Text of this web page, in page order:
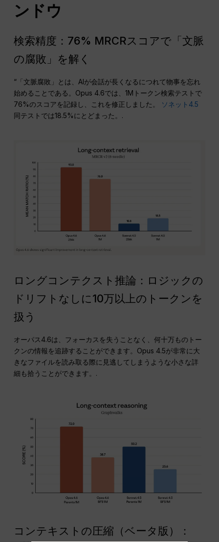
ンドウ
検索精度：76% MRCRスコアで「文脈
の腐敗」を解く
“「文脈腐敗」とは、AIが会話が長くなるにつれて物事を忘れ
始めることである。Opus 4.6では、1Mトークン検索テストで
76%のスコアを記録し、これを修正しました。 ソネット4.5
同テストでは18.5%にとどまった。.
ロングコンテクスト推論：ロジックの
ドリフトなしに10万以上のトークンを
扱う
オーパス4.6は、フォーカスを失うことなく、何十万ものトー
クンの情報を追跡することができます。Opus 4.5が非常に大
きなファイルを読み取る際に見逃してしまうような小さな詳
細も拾うことができます。.
コンテキストの圧縮（ベータ版）：